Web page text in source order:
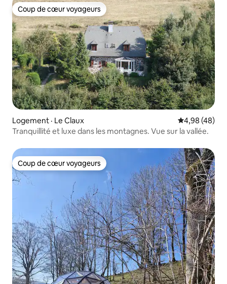
Coup de cœur voyageurs
Coup de cœur voyageurs
Logement · Le Claux Note
4,98 (48)
Tranquillité et luxe dans les montagnes. Vue sur la vallée.
Coup de cœur voyageurs
Coup de cœur voyageurs